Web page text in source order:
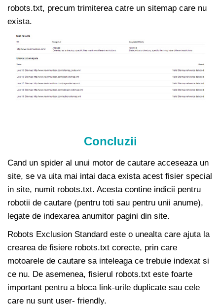
robots.txt, precum trimiterea catre un sitemap care nu
exista.
Concluzii
Cand un spider al unui motor de cautare acceseaza un
site, se va uita mai intai daca exista acest fisier special
in site, numit robots.txt. Acesta contine indicii pentru
robotii de cautare (pentru toti sau pentru unii anume),
legate de indexarea anumitor pagini din site.
Robots Exclusion Standard este o unealta care ajuta la
crearea de fisiere robots.txt corecte, prin care
motoarele de cautare sa inteleaga ce trebuie indexat si
ce nu. De asemenea, fisierul robots.txt este foarte
important pentru a bloca link-urile duplicate sau cele
care nu sunt user- friendly.